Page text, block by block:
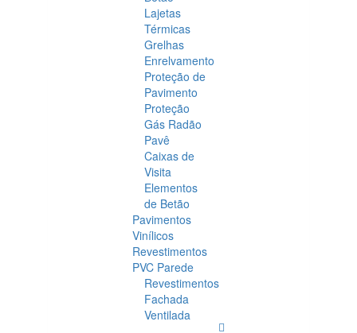
Lajetas
Térmicas
Grelhas
Enrelvamento
Proteção de
Pavimento
Proteção
Gás Radão
Pavê
Caixas de
Visita
Elementos
de Betão
Pavimentos
Vinílicos
Revestimentos
PVC Parede
Revestimentos
Fachada
Ventilada